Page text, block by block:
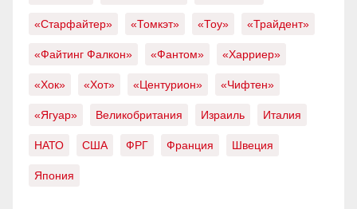
«Старфайтер» «Томкэт» «Тоу» «Трайдент»
«Файтинг Фалкон» «Фантом» «Харриер»
«Хок» «Хот» «Центурион» «Чифтен»
«Ягуар» Великобритания Израиль Италия
НАТО США ФРГ Франция Швеция
Япония